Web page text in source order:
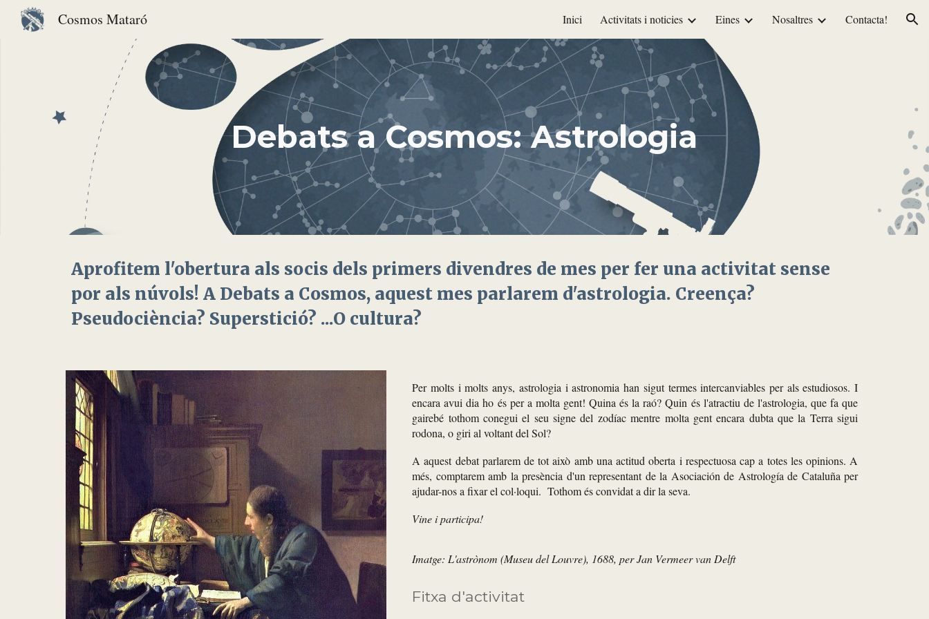
Skip to navigation
Cosmos Mataró Inici Activitats i noticies Eines Nosaltres Contacta!
Debats a Cosmos: Astrologia
Aprofitem l'obertura als socis dels primers divendres de mes per fer una activitat sense
por als núvols! A Debats a Cosmos, aquest mes parlarem d'astrologia. Creença?
Pseudociència? Superstició? ...O cultura?
Per molts i molts anys, astrologia i astronomia han sigut termes intercanviables per als estudiosos. I
encara avui dia ho és per a molta gent! Quina és la raó? Quin és l'atractiu de l'astrologia, que fa que
gairebé tothom conegui el seu signe del zodíac mentre molta gent encara dubta que la Terra sigui
rodona, o giri al voltant del Sol?
A aquest debat parlarem de tot això amb una actitud oberta i respectuosa cap a totes les opinions. A
més, comptarem amb la presència d'un representant de la Asociación de Astrología de Cataluña per
ajudar-nos a fixar el col·loqui. Tothom és convidat a dir la seva.
Vine i participa!
Imatge: L'astrònom (Museu del Louvre), 1688, per Jan Vermeer van Delft
Fitxa d'activitat